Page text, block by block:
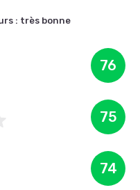
: très bonne
76
75
74